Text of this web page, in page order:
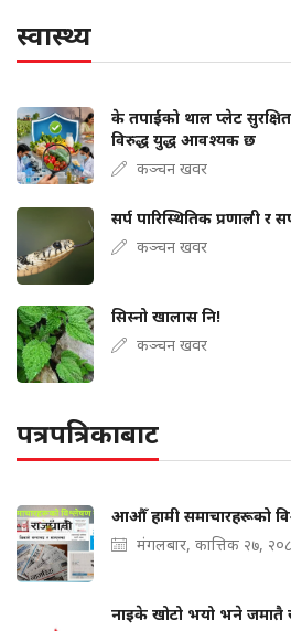
स्वास्थ्य
के तपाईंको थाल प्लेट
विरुद्ध युद्ध आवश्यक छ
कञ्चन खवर
सर्प पारिस्थितिक प्रणाली र
कञ्चन खवर
सिस्नो खालास नि!
कञ्चन खवर
पत्रपत्रिकाबाट
आऔँ हामी समाचारहरूको
मंगलबार, कात्तिक २७,
नाइके खोटो भयो भने जमातै